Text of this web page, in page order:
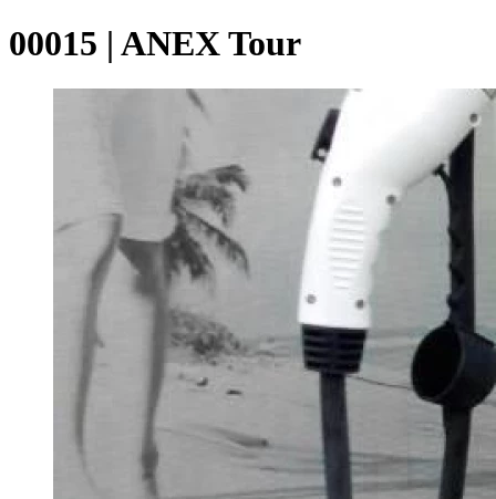
00015 | ANEX Tour